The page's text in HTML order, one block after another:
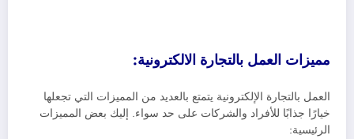
مميزات العمل بالتجارة الالكترونية:
العمل بالتجارة الإلكترونية يتمتع بالعديد من المميزات التي تجعلها
خيارًا جذابًا للأفراد والشركات على حد سواء. إليك بعض المميزات
الرئيسية: